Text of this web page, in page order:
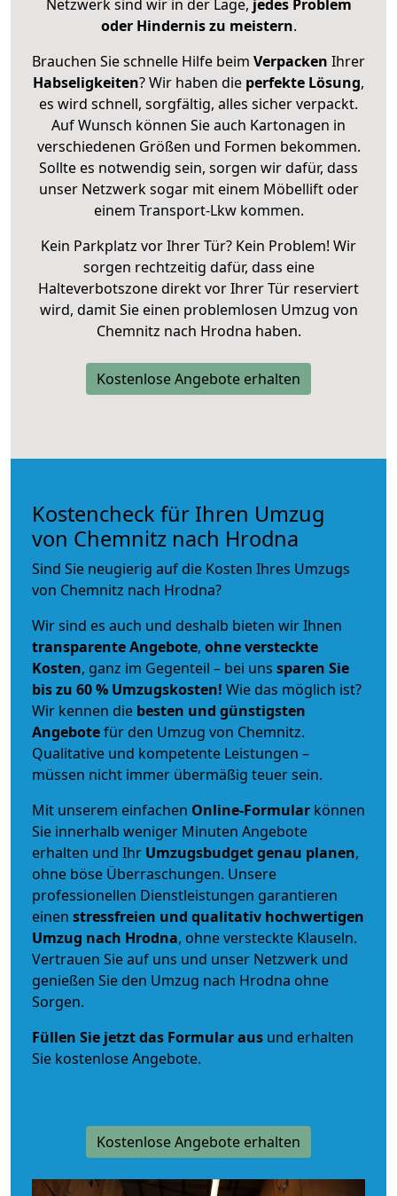
Netzwerk sind wir in der Lage, jedes Problem
oder Hindernis zu meistern.
Brauchen Sie schnelle Hilfe beim Verpacken Ihrer
Habseligkeiten? Wir haben die perfekte Lösung,
es wird schnell, sorgfältig, alles sicher verpackt.
Auf Wunsch können Sie auch Kartonagen in
verschiedenen Größen und Formen bekommen.
Sollte es notwendig sein, sorgen wir dafür, dass
unser Netzwerk sogar mit einem Möbellift oder
einem Transport-Lkw kommen.
Kein Parkplatz vor Ihrer Tür? Kein Problem! Wir
sorgen rechtzeitig dafür, dass eine
Halteverbotszone direkt vor Ihrer Tür reserviert
wird, damit Sie einen problemlosen Umzug von
Chemnitz nach Hrodna haben.
Kostenlose Angebote erhalten
Kostencheck für Ihren Umzug
von Chemnitz nach Hrodna
Sind Sie neugierig auf die Kosten Ihres Umzugs
von Chemnitz nach Hrodna?
Wir sind es auch und deshalb bieten wir Ihnen
transparente Angebote, ohne versteckte
Kosten, ganz im Gegenteil – bei uns sparen Sie
bis zu 60 % Umzugskosten! Wie das möglich ist?
Wir kennen die besten und günstigsten
Angebotefür den Umzug von Chemnitz.
Qualitative und kompetente Leistungen –
müssen nicht immer übermäßig teuer sein.
Mit unserem einfachen Online-Formular können
Sie innerhalb weniger Minuten Angebote
erhalten und Ihr Umzugsbudgetgenau planen,
ohne böse Überraschungen. Unsere
professionellen Dienstleistungen garantieren
einen stressfreien und qualitativ hochwertigen
Umzug nach Hrodna, ohne versteckte Klauseln.
Vertrauen Sie auf uns und unser Netzwerk und
genießen Sie den Umzug nach Hrodna ohne
Sorgen.
Füllen Sie jetzt das Formular aus und erhalten
Sie kostenlose Angebote.
Kostenlose Angebote erhalten